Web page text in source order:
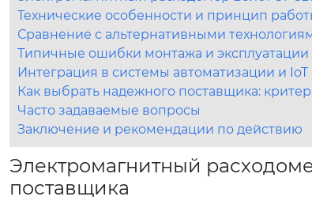
Технические особенности и принцип
Сравнение с альтернативными
Типичные ошибки монтажа и эксплуатации
Интеграция в системы автоматизации и IoT
Как выбрать надежного поставщика:
Часто задаваемые вопросы
Заключение и рекомендации по действию
Электромагнитный
поставщика